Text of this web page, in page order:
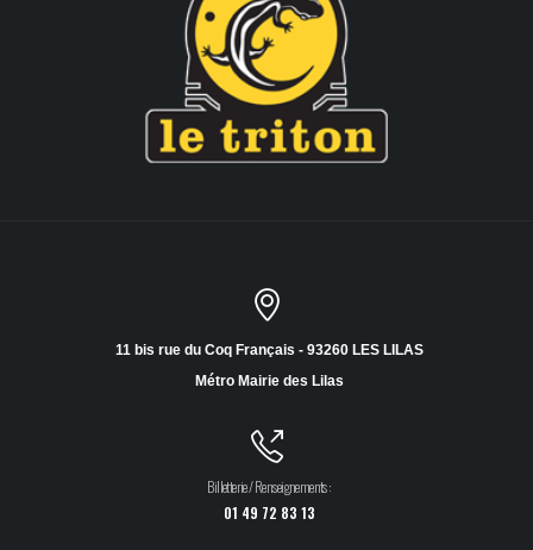
11 bis rue du Coq Français - 93260 LES LILAS
Métro Mairie des Lilas
Billetterie / Renseignements :
01 49 72 83 13